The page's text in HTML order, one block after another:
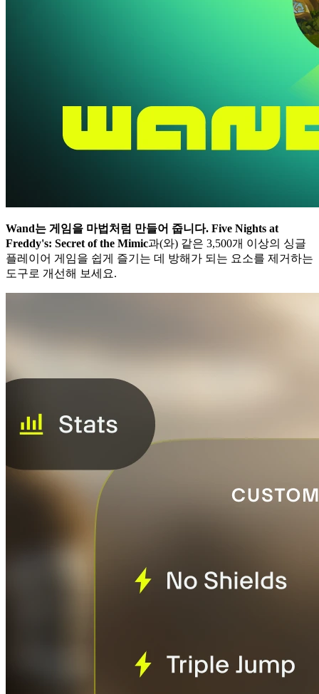
Wand는 게임을 마법처럼 만들어 줍니다. Five Nights at
Freddy's: Secret of the Mimic과(와) 같은 3,500개 이상의 싱글
플레이어 게임을 쉽게 즐기는 데 방해가 되는 요소를 제거하는
도구로 개선해 보세요.